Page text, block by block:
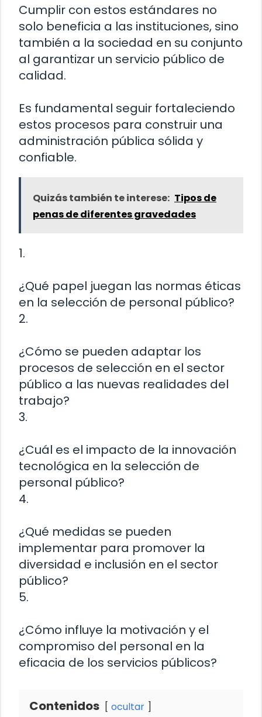
Cumplir con estos estándares no
solo beneficia a las instituciones, sino
también a la sociedad en su conjunto
al garantizar un servicio público de
calidad.
Es fundamental seguir fortaleciendo
estos procesos para construir una
administración pública sólida y
confiable.
Quizás también te interese: Tipos de
penas de diferentes gravedades
1.
¿Qué papel juegan las normas éticas
en la selección de personal público?
2.
¿Cómo se pueden adaptar los
procesos de selección en el sector
público a las nuevas realidades del
trabajo?
3.
¿Cuál es el impacto de la innovación
tecnológica en la selección de
personal público?
4.
¿Qué medidas se pueden
implementar para promover la
diversidad e inclusión en el sector
público?
5.
¿Cómo influye la motivación y el
compromiso del personal en la
eficacia de los servicios públicos?
Contenidos ocultar